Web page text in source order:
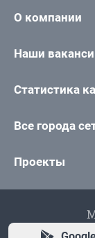
О компании
Наши
Статистика
Все города
Проекты